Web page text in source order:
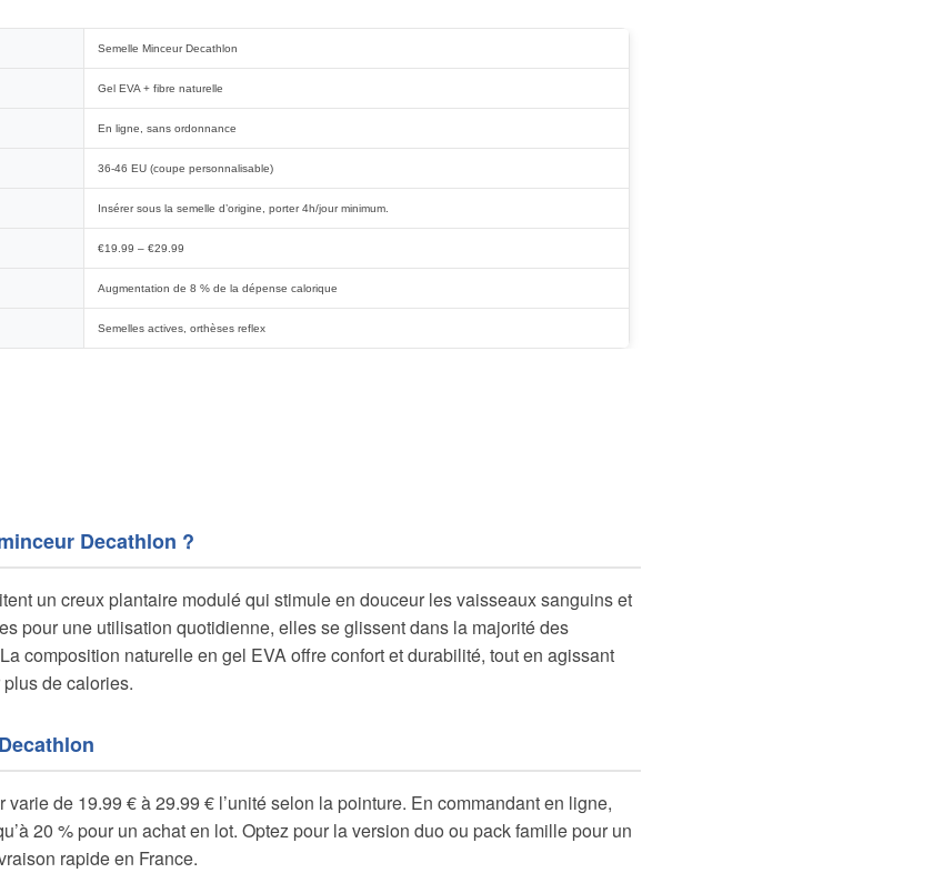
Semelle Minceur Decathlon
Gel EVA + fibre naturelle
En ligne, sans ordonnance
36-46 EU (coupe personnalisable)
Insérer sous la semelle d’origine, porter 4h/jour minimum.
€19.99 – €29.99
Augmentation de 8 % de la dépense calorique
Semelles actives, orthèses reflex
Decathlon ?
un creux plantaire modulé qui stimule en douceur les vaisseaux sanguins et
pour une utilisation quotidienne, elles se glissent dans la majorité des
composition naturelle en gel EVA offre confort et durabilité, tout en agissant
de calories.
de 19.99 € à 29.99 € l’unité selon la pointure. En commandant en ligne,
20 % pour un achat en lot. Optez pour la version duo ou pack famille pour un
rapide en France.